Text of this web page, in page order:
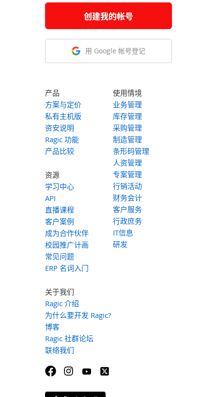
创建我的帐号
用 Google 帐号登记
产品
方案与定价
私有主机版
资安说明
Ragic 功能
产品比较
资源
学习中心
API
直播课程
客户案例
成为合作伙伴
校园推广计画
常见问题
ERP 名词入门
使用情境
业务管理
库存管理
采购管理
制造管理
条形码管理
人资管理
专案管理
行销活动
财务会计
客户服务
行政庶务
IT信息
研发
关于我们
Ragic 介绍
为什么要开发 Ragic?
博客
Ragic 社群论坛
联络我们